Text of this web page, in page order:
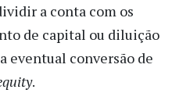
a conta com os
de capital ou diluição
eventual conversão de
.